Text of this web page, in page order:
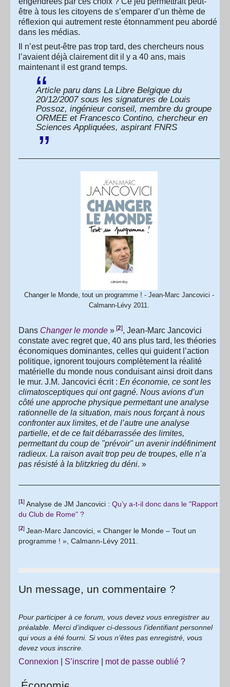
être à tous les citoyens de s’emparer d’un thème de
réflexion qui autrement reste étonnamment peu abordé
dans les médias.
Il n’est peut-être pas trop tard, des chercheurs nous
l’avaient déjà clairement dit il y a 40 ans, mais
maintenant il est grand temps.
Article paru dans La Libre Belgiquedu
20/12/2007 sous les signatures de Louis
Possoz, ingénieur conseil, membre du groupe
ORMEE et Francesco Contino, chercheur en
Sciences Appliquées, aspirant FNRS
Changer le Monde, tout un programme ! - Jean-Marc Jancovici -
Calmann-Lévy 2011.
Dans Changer le monde » [2], Jean-Marc Jancovici
constate avec regret que, 40 ans plus tard, les théories
économiques dominantes, celles qui guident l’action
politique, ignorent toujours complètement la réalité
matérielle du monde nous conduisant ainsi droit dans
le mur. J.M. Jancovici écrit : En économie, ce sont les
climatosceptiques qui ont gagné. Nous avions d’un
côté une approche physique permettant une analyse
rationnelle de la situation, mais nous forçant à nous
confronter aux limites, et de l’autre une analyse
partielle, et de ce fait débarrassée des limites,
permettant du coup de "prévoir" un avenir indéfiniment
radieux. La raison avait trop peu de troupes, elle n’a
pas résisté à la blitzkrieg du déni. »
[1] Analyse de JM Jancovici : Qu’y a-t-il donc dans le "Rapport
du Club de Rome" ?
[2] Jean-Marc Jancovici, « Changer le Monde – Tout un
programme ! », Calmann-Lévy 2011.
Un message, un commentaire ?
Pour participer à ce forum, vous devez vous enregistrer au
préalable. Merci d’indiquer ci-dessous l’identifiant personnel
qui vous a été fourni. Si vous n’êtes pas enregistré, vous
devez vous inscrire.
Connexion S’inscrire mot de passe oublié ?